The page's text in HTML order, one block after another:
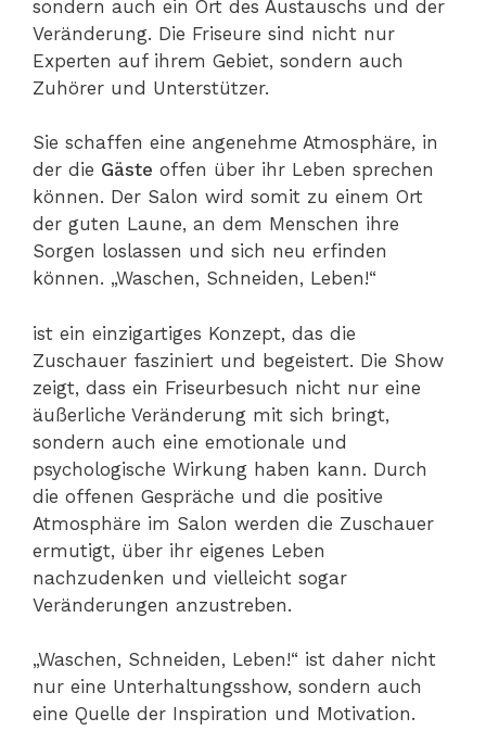
sondern auch ein Ort des Austauschs und der
Veränderung. Die Friseure sind nicht nur
Experten auf ihrem Gebiet, sondern auch
Zuhörer und Unterstützer.
Sie schaffen eine angenehme Atmosphäre, in
der die Gäste offen über ihr Leben sprechen
können. Der Salon wird somit zu einem Ort
der guten Laune, an dem Menschen ihre
Sorgen loslassen und sich neu erfinden
können. „Waschen, Schneiden, Leben!“
ist ein einzigartiges Konzept, das die
Zuschauer fasziniert und begeistert. Die Show
zeigt, dass ein Friseurbesuch nicht nur eine
äußerliche Veränderung mit sich bringt,
sondern auch eine emotionale und
psychologische Wirkung haben kann. Durch
die offenen Gespräche und die positive
Atmosphäre im Salon werden die Zuschauer
ermutigt, über ihr eigenes Leben
nachzudenken und vielleicht sogar
Veränderungen anzustreben.
„Waschen, Schneiden, Leben!“ ist daher nicht
nur eine Unterhaltungsshow, sondern auch
eine Quelle der Inspiration und Motivation.